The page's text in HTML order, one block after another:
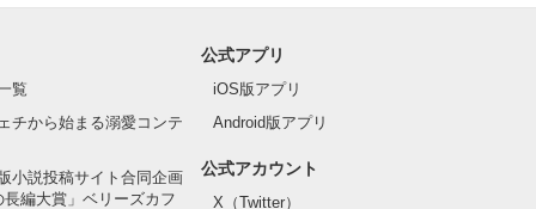
覧
チから始まる溺愛コンテ
小説投稿サイト合同企画
長編大賞」ベリーズカフ
公式アプリ
iOS版アプリ
Android版アプリ
公式アカウント
X（Twitter）